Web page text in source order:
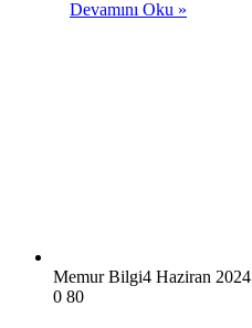
Devamını Oku »
Memur Bilgi4 Haziran 2024
0 80